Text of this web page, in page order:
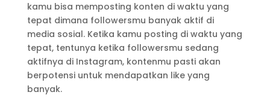
kamu bisa memposting konten di waktu yang
tepat dimana followersmu banyak aktif di
media sosial. Ketika kamu posting di waktu yang
tepat, tentunya ketika followersmu sedang
aktifnya di Instagram, kontenmu pasti akan
berpotensi untuk mendapatkan like yang
banyak.